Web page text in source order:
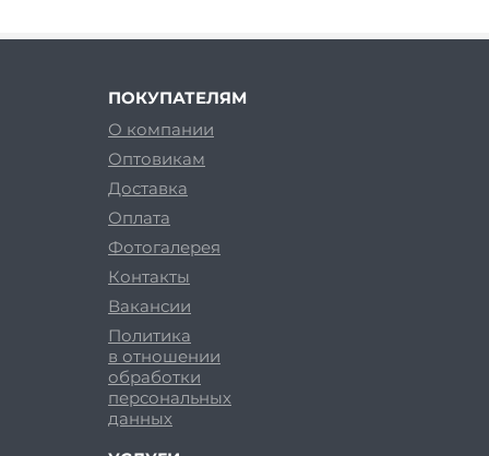
ПОКУПАТЕЛЯМ
О компании
Оптовикам
Доставка
Оплата
Фотогалерея
Контакты
Вакансии
Политика
в отношении
обработки
персональных
данных